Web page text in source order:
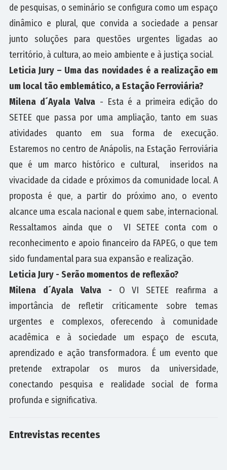
de pesquisas, o seminário se configura como um espaço
dinâmico e plural, que convida a sociedade a pensar
junto soluções para questões urgentes ligadas ao
território, à cultura, ao meio ambiente e à justiça social.
Leticia Jury – Uma das novidades é a realização em
um local tão emblemático, a Estação Ferroviária?
Milena d´Ayala Valva - Esta é a primeira edição do
SETEE que passa por uma ampliação, tanto em suas
atividades quanto em sua forma de execução.
Estaremos no centro de Anápolis, na Estação Ferroviária
que é um marco histórico e cultural,
inseridos na
vivacidade da cidade e próximos da comunidade local. A
proposta é que, a partir do próximo ano, o evento
alcance uma escala nacional e quem sabe, internacional.
Ressaltamos ainda que o
VI SETEE conta com o
reconhecimento e apoio financeiro da FAPEG, o que tem
sido fundamental para sua expansão e realização.
Leticia Jury - Serão momentos de reflexão?
Milena d´Ayala Valva - O VI SETEE reafirma a
importância de refletir criticamente sobre temas
urgentes e complexos, oferecendo à comunidade
acadêmica e à sociedade um espaço de escuta,
aprendizado e ação transformadora. É um evento que
pretende extrapolar os muros da universidade,
conectando pesquisa e realidade social de forma
profunda e significativa.
Entrevistas recentes